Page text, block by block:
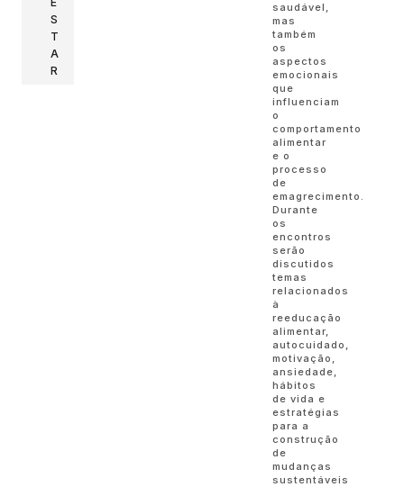
S
T
A
R
saudável,
mas
também
os
aspectos
emocionais
que
influenciam
o
comportamento
alimentar
e o
processo
de
emagrecimento.
Durante
os
encontros
serão
discutidos
temas
relacionados
à
reeducação
alimentar,
autocuidado,
motivação,
ansiedade,
hábitos
de vida e
estratégias
para a
construção
de
mudanças
sustentáveis